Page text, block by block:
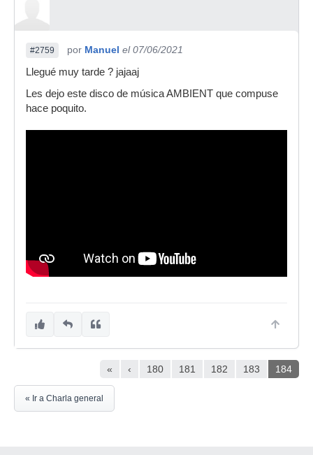
#2759 por Manuel el 07/06/2021
Llegué muy tarde ? jajaaj
Les dejo este disco de música AMBIENT que compuse
hace poquito.
« ‹ 180 181 182 183 184
« Ir a Charla general